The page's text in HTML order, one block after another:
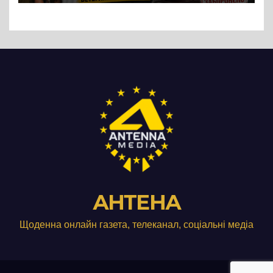
Три», що займається
АНТЕНА
Щоденна онлайн газета, телеканал, соціальні медіа